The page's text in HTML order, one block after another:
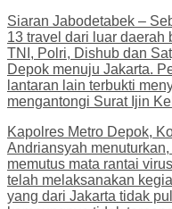
Siaran Jabodetabek –
13 travel dari luar daerah
TNI, Polri, Dishub dan
Depok menuju Jakarta.
lantaran lain terbukti
mengantongi Surat Ijin
Kapolres Metro Depok,
Andriansyah
memutus mata rantai
telah melaksanakan
yang dari Jakarta tidak